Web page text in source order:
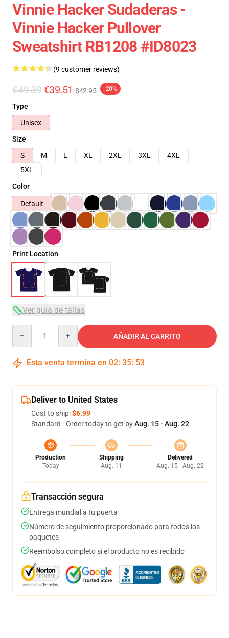
Vinnie Hacker Sudaderas -
Vinnie Hacker Pullover
Sweatshirt RB1208 #ID8023
(9 customer reviews)
€49.39 €39.51 $42.95 -20%
Type
Unisex
Size
S
M L XL 2XL 3XL
4XL
5XL
Color
Default
Print Location
Ver guía de tallas
AÑADIR AL CARRITO
Esta venta termina en 02: 35: 52
Deliver to United States
Cost to ship:$6.99
Standard - Order today to get byAug. 15 - Aug. 22
Production
Today
Shipping
Aug. 11
Delivered
Aug. 15 - Aug. 22
Transacción segura
Entrega mundial a tu puerta
Número de seguimiento proporcionado para todos los
paquetes
Reembolso completo si el producto no es recibido